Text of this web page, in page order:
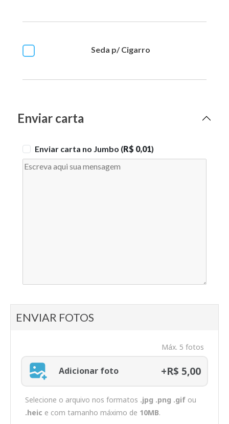
Seda p/ Cigarro
Enviar carta
Enviar carta no Jumbo (R$ 0,01)
ENVIAR FOTOS
Máx. 5 fotos
Adicionar foto +R$ 5,00
Selecione o arquivo nos formatos .jpg .png .gif ou
.heic e com tamanho máximo de 10MB.